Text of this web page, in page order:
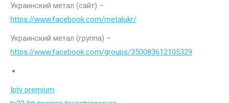
Украинский метал (сайт) –
https://www.facebook.com/metalukr/
Украинский метал (группа) –
https://www.facebook.com/groups/350083612105329
Iptv premium